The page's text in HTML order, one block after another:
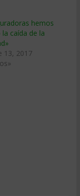
hemos
la caída de la
13, 2017